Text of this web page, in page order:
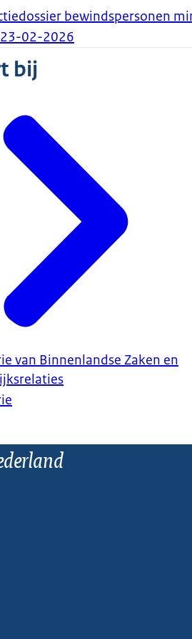
bewindspersonen
23-02-2026
bij
van Binnenlandse Zaken en